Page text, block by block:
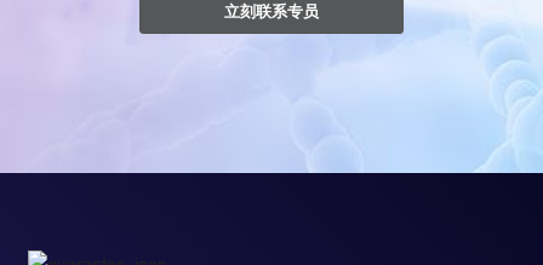
立刻联系专员